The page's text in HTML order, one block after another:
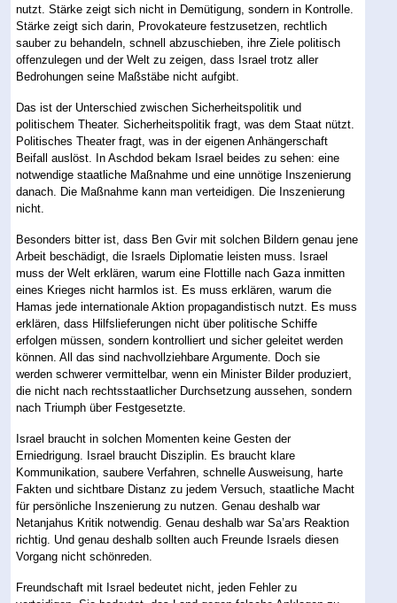
nutzt. Stärke zeigt sich nicht in Demütigung, sondern in Kontrolle.
Stärke zeigt sich darin, Provokateure festzusetzen, rechtlich
sauber zu behandeln, schnell abzuschieben, ihre Ziele politisch
offenzulegen und der Welt zu zeigen, dass Israel trotz aller
Bedrohungen seine Maßstäbe nicht aufgibt.
Das ist der Unterschied zwischen Sicherheitspolitik und
politischem Theater. Sicherheitspolitik fragt, was dem Staat nützt.
Politisches Theater fragt, was in der eigenen Anhängerschaft
Beifall auslöst. In Aschdod bekam Israel beides zu sehen: eine
notwendige staatliche Maßnahme und eine unnötige Inszenierung
danach. Die Maßnahme kann man verteidigen. Die Inszenierung
nicht.
Besonders bitter ist, dass Ben Gvir mit solchen Bildern genau jene
Arbeit beschädigt, die Israels Diplomatie leisten muss. Israel
muss der Welt erklären, warum eine Flottille nach Gaza inmitten
eines Krieges nicht harmlos ist. Es muss erklären, warum die
Hamas jede internationale Aktion propagandistisch nutzt. Es muss
erklären, dass Hilfslieferungen nicht über politische Schiffe
erfolgen müssen, sondern kontrolliert und sicher geleitet werden
können. All das sind nachvollziehbare Argumente. Doch sie
werden schwerer vermittelbar, wenn ein Minister Bilder produziert,
die nicht nach rechtsstaatlicher Durchsetzung aussehen, sondern
nach Triumph über Festgesetzte.
Israel braucht in solchen Momenten keine Gesten der
Erniedrigung. Israel braucht Disziplin. Es braucht klare
Kommunikation, saubere Verfahren, schnelle Ausweisung, harte
Fakten und sichtbare Distanz zu jedem Versuch, staatliche Macht
für persönliche Inszenierung zu nutzen. Genau deshalb war
Netanjahus Kritik notwendig. Genau deshalb war Sa’ars Reaktion
richtig. Und genau deshalb sollten auch Freunde Israels diesen
Vorgang nicht schönreden.
Freundschaft mit Israel bedeutet nicht, jeden Fehler zu